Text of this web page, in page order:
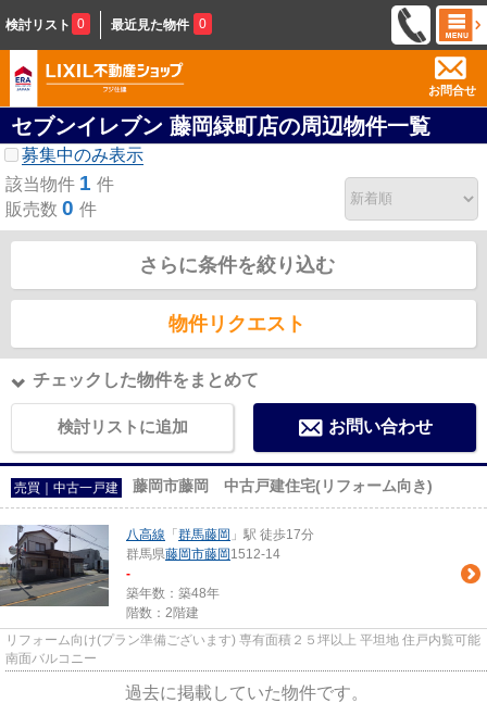
検討リスト 0 最近見た物件 0
お問合せ
セブンイレブン 藤岡緑町店の周辺物件一覧
募集中のみ表示
該当物件 1 件
販売数 0 件
さらに条件を絞り込む
物件リクエスト
チェックした物件をまとめて
検討リストに追加 お問い合わせ
売買｜中古一戸建 藤岡市藤岡 中古戸建住宅(リフォーム向き)
八高線 「 群馬藤岡 」駅 徒歩17分
群馬県藤岡市藤岡 1512-14
-
築年数：築48年
階数：2階建
リフォーム向け(プラン準備ございます) 専有面積２５坪以上 平坦地 住戸内覧可能
南面バルコニー
過去に掲載していた物件です。